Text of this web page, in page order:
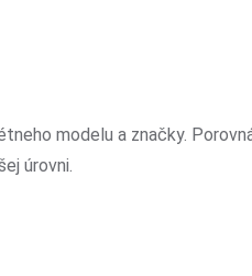
modelu a značky.
úrovni.